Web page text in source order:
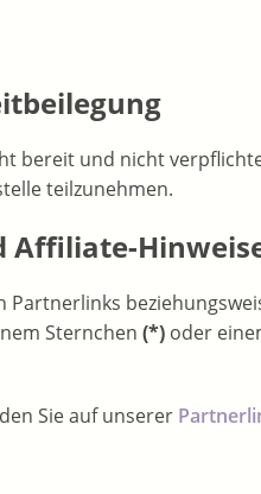
bereit und nicht
teilzunehmen.
Affiliate-
Partnerlinks
Sternchen (*) oder
Sie auf unserer